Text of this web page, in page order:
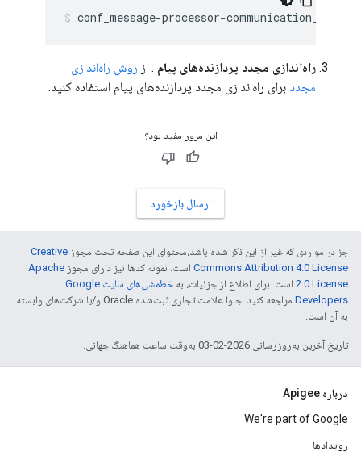
conf_message-processor-
راه‌اندازی مجدد پردازنده‌های پیام : از روش راه‌اندازی
مجدد برای راه‌اندازی مجدد پردازنده‌های پیام استفاده کنید.
این مرور مفید بود؟
ارسال بازخورد
جز در مواردی که غیر از این ذکر شده باشد،‌محتوای این صفحه تحت مجوز Creative
Commons Attribution 4.0 License است. نمونه کدها نیز دارای مجوز Apache
2.0 License است. برای اطلاع از جزئیات، به
خطمشی‌های سایت Google
Developers‏
مراجعه کنید. جاوا علامت تجاری ثبت‌شده Oracle و/یا شرکت‌های وابسته
به آن است.
تاریخ آخرین به‌روزرسانی 2026-02-03 به‌وقت ساعت هماهنگ جهانی.
درباره Apigee
We're part of Google
رویدادها